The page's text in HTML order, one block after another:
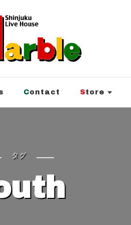
Contact Store
タグ